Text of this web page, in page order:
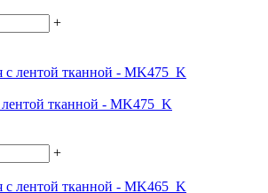
+
тканной - MK475_K
+